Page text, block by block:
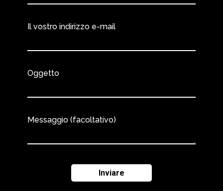
Il vostro indirizzo e-mail
Oggetto
Messaggio (facoltativo)